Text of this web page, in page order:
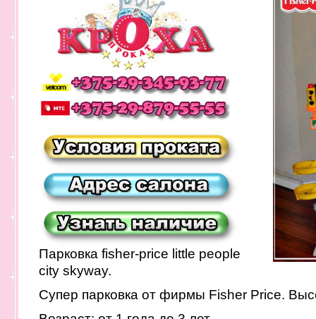
Парковка fisher-price little people
city skyway.
Супер парковка от фирмы Fisher Price.